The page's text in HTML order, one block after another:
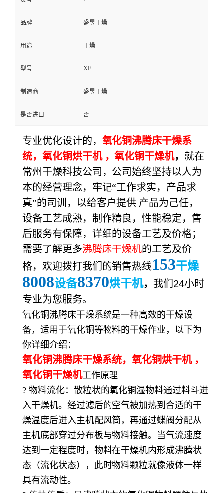
品牌 盛昱干燥
用途 干燥
型号 XF
制造商 盛昱干燥
是否进口 否
专业优化设计的， 氧化铜沸腾床干燥系
统，氧化铜烘干机 ， 氧化铜干燥机， 就在
常州 干燥科技公司，公司始终坚持以人为
本的经营理念，牢记“工作求实，产品求
真”的司训 ，以给客户提供 产品为己任，
设备工艺成熟，制作精良， 性能稳定，售
后服务有保障， 详细的设备工艺及价格；
需要了解更多沸腾床干燥机的工艺及价
格， 欢迎拨打我们的销售热线153干燥
8008设备8370烘干机， 我们 24小时
专业为您服务。
氧化铜沸腾床干燥系统是一种高效的干燥设
备，适用于氧化铜等物料的干燥作业，以下为
你详细介绍：
氧化铜沸腾床干燥系统，氧化铜烘干机 ，
氧化铜干燥机工作原理
? 物料流化：散粒状的氧化铜湿物料通过料斗进
入干燥机。经过滤后的空气被加热到合适的干
燥温度后进入主机配风筒，再通过蝶阀分配从
主机底部穿过分布板与物料接触。当气流速度
达到一定程度时，物料在干燥机内形成沸腾状
态（流化状态），此时物料颗粒就像液体一样
具有流动性。